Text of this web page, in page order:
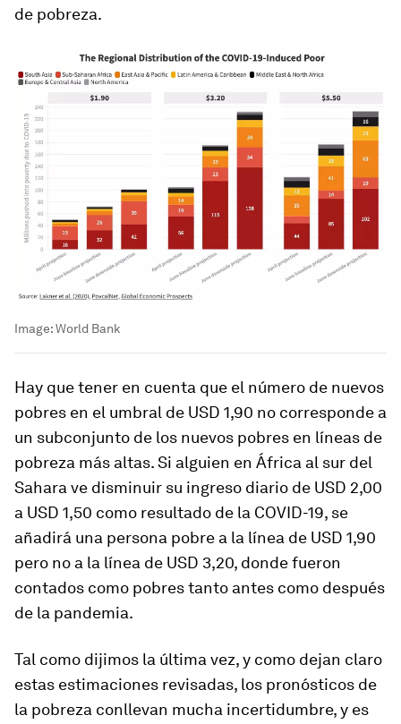
de pobreza.
Image:World Bank
Hay que tener en cuenta que el número de nuevos
pobres en el umbral de USD 1,90 no corresponde a
un subconjunto de los nuevos pobres en líneas de
pobreza más altas. Si alguien en África al sur del
Sahara ve disminuir su ingreso diario de USD 2,00
a USD 1,50 como resultado de la COVID-19, se
añadirá una persona pobre a la línea de USD 1,90
pero no a la línea de USD 3,20, donde fueron
contados como pobres tanto antes como después
de la pandemia.
Tal como dijimos la última vez, y como dejan claro
estas estimaciones revisadas, los pronósticos de
la pobreza conllevan mucha incertidumbre, y es